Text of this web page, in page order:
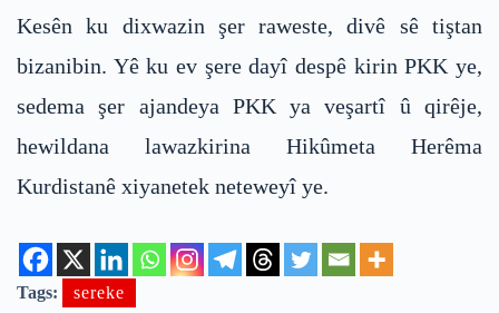
Kesên ku dixwazin şer raweste, divê sê tiştan
bizanibin. Yê ku ev şere dayî despê kirin PKK ye,
sedema şer ajandeya PKK ya veşartî û qirêje,
hewildana lawazkirina Hikûmeta Herêma
Kurdistanê xiyanetek neteweyî ye.
Tags: sereke